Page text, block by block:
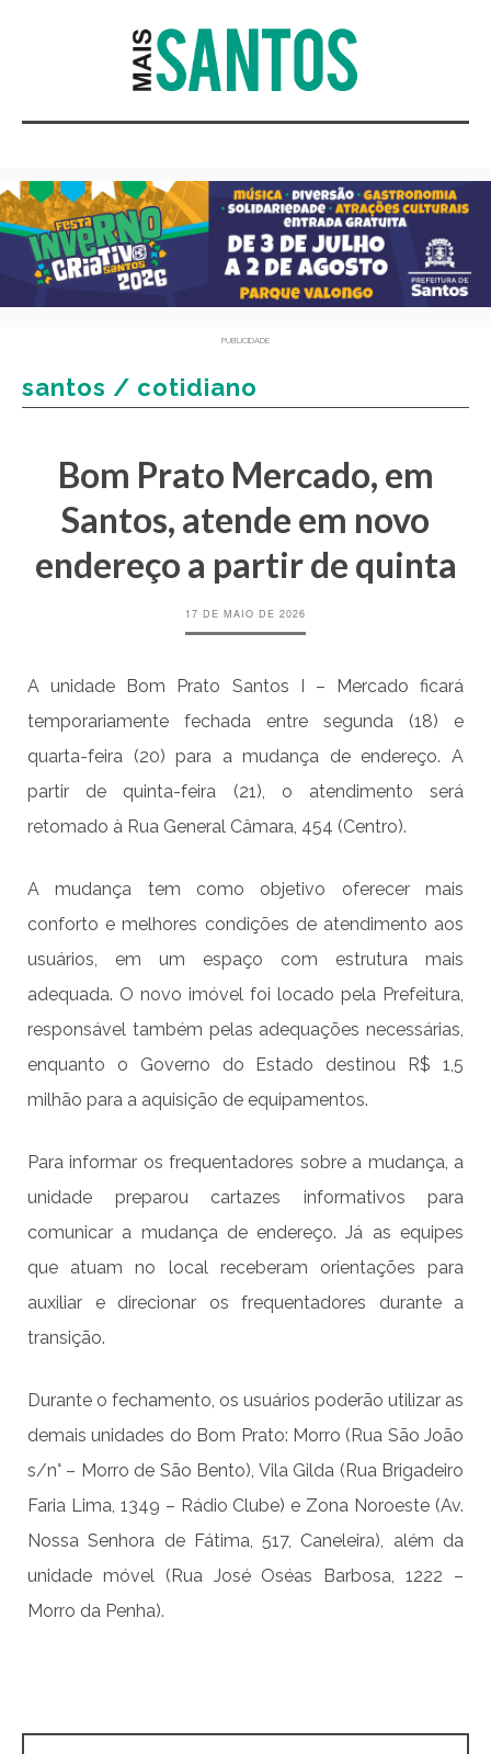
PUBLICIDADE
santos / cotidiano
Bom Prato Mercado, em
Santos, atende em novo
endereço a partir de quinta
17 DE MAIO DE 2026
A unidade Bom Prato Santos I – Mercado ficará
temporariamente fechada entre segunda (18) e
quarta-feira (20) para a mudança de endereço. A
partir de quinta-feira (21), o atendimento será
retomado à Rua General Câmara, 454 (Centro).
A mudança tem como objetivo oferecer mais
conforto e melhores condições de atendimento aos
usuários, em um espaço com estrutura mais
adequada. O novo imóvel foi locado pela Prefeitura,
responsável também pelas adequações necessárias,
enquanto o Governo do Estado destinou R$ 1,5
milhão para a aquisição de equipamentos.
Para informar os frequentadores sobre a mudança, a
unidade preparou cartazes informativos para
comunicar a mudança de endereço. Já as equipes
que atuam no local receberam orientações para
auxiliar e direcionar os frequentadores durante a
transição.
Durante o fechamento, os usuários poderão utilizar as
demais unidades do Bom Prato: Morro (Rua São João
s/n° – Morro de São Bento), Vila Gilda (Rua Brigadeiro
Faria Lima, 1349 – Rádio Clube) e Zona Noroeste (Av.
Nossa Senhora de Fátima, 517, Caneleira), além da
unidade móvel (Rua José Oséas Barbosa, 1222 –
Morro da Penha).